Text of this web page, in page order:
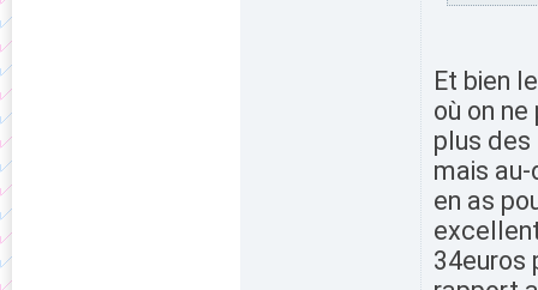
Et bien
où on
plus des
mais
en as
34euros